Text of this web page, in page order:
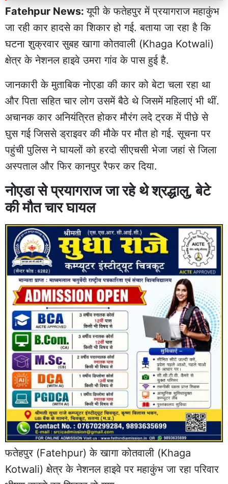
Fatehpur News:यूपी केफतेहपुर में प्रयागराजमहाकुंभ
जा रही कार हादसे का शिकार हो गई. बताया जा रहा है कि
घटना शुक्रवार सुबह खागा कोतवाली (Khaga Kotwali)
क्षेत्र के नेशनल हाइवे उमरा गांव के पास हुई है.
जानकारी के मुताबिक नोएडा की कार को बेटा चला रहा था
और पिता सहित चार लोग उसमें बैठे थे जिसमें महिलाएं भी थीं.
अचानक कार अनियंत्रित होकर मौरंग लदेट्रक में पीछे से
घुस गईजिससे ड्राइवर की मौके पर मौत हो गई. सूचना पर
पहुंची पुलिस ने घायलों को हरदो सीएचसी भेजा जहां से जिला
अस्पताल और फिर कानपुर रैफर कर दिया.
नोएडा से प्रयागराज जा रहे थे श्रद्धालु, बेटे
की मौत चार घायल
फतेहपुर (Fatehpur) के खागा कोतवाली (Khaga
Kotwali) क्षेत्र के नेशनल हाइवे पर महाकुंभ जा रहा परिवार